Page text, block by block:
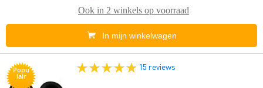
Ook in 2 winkels op voorraad
In mijn winkelwagen
Popu
lair
15 reviews